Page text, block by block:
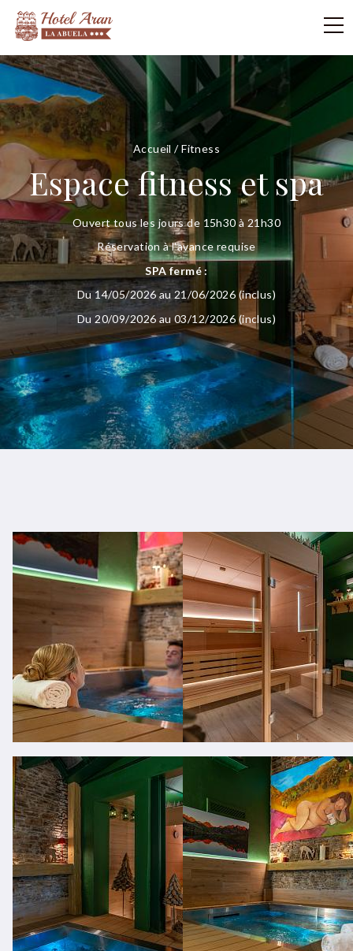
Accueil /Fitness
Espace fitness et spa
Ouvert tous les jours de 15h30 à 21h30
Réservation à l'avance requise
SPA fermé :
Du 14/05/2026 au 21/06/2026 (inclus)
Du 20/09/2026 au 03/12/2026 (inclus)